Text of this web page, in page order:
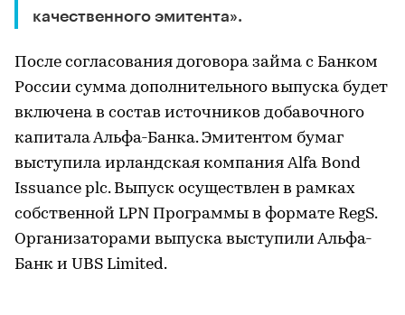
качественного эмитента».
После согласования договора займа с Банком
России сумма дополнительного выпуска будет
включена в состав источников добавочного
капитала Альфа-Банка. Эмитентом бумаг
выступила ирландская компания Alfa Bond
Issuance plc. Выпуск осуществлен в рамках
собственной LPN Программы в формате RegS.
Организаторами выпуска выступили Альфа-
Банк и UBS Limited.